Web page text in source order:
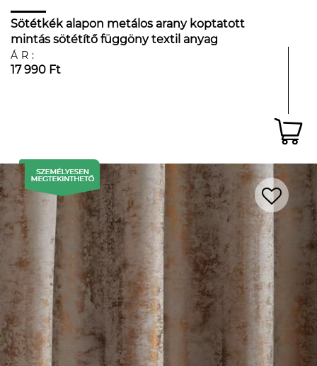
Sötétkék alapon metálos arany koptatott
mintás sötétítő függöny textil anyag
ÁR:
17 990 Ft